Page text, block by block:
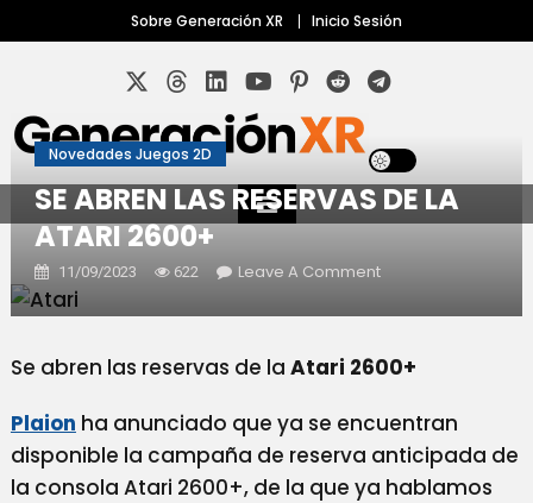
to
Sobre Generación XR Inicio Sesión
Generación XR
Tu sitio sobre realidad virtual y aumentada
Novedades Juegos 2D
SE ABREN LAS RESERVAS DE LA
ATARI 2600+
11/09/2023 622 Leave A CommentOn
Abren
Reservas
La
Atari
2600+
Se abren las reservas de la Atari 2600+
Plaion ha anunciado que ya se encuentran
disponible la campaña de reserva anticipada de
la consola Atari 2600+, de la que ya hablamos